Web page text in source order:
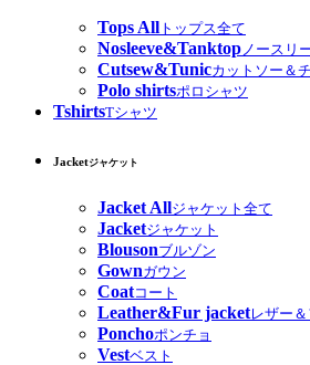
Tops All トップス全て
Nosleeve&Tanktop ノースリ
Cutsew&Tunicカットソー＆
Polo shirtsポロシャツ
TshirtsTシャツ
Jacketジャケット
Jacket Allジャケット全て
Jacketジャケット
Blousonブルゾン
Gownガウン
Coatコート
Leather&Fur jacketレザー
Ponchoポンチョ
Vestベスト